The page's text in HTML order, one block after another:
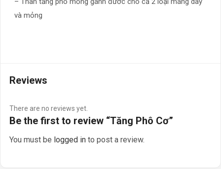
và mỏng
Reviews
There are no reviews yet.
Be the first to review “Tăng Phô Cơ”
You must be logged in to post a review.